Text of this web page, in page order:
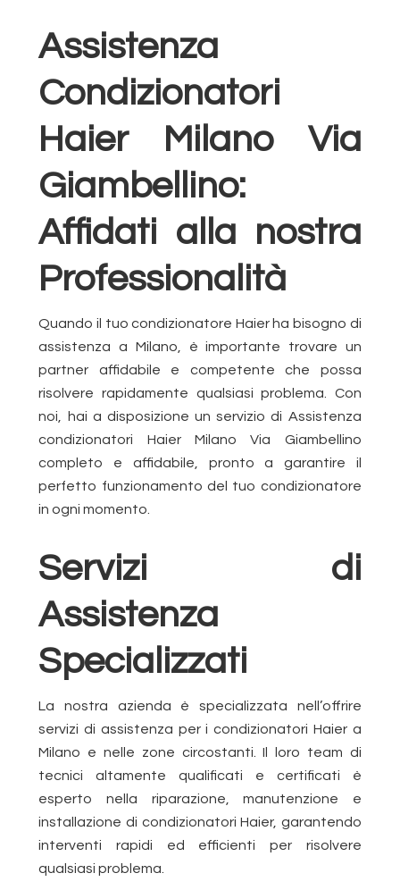
Assistenza
Condizionatori
Haier Milano Via
Giambellino:
Affidati alla nostra
Professionalità
Quando il tuo condizionatore Haier ha bisogno di
assistenza a Milano, è importante trovare un
partner affidabile e competente che possa
risolvere rapidamente qualsiasi problema. Con
noi, hai a disposizione un servizio di Assistenza
condizionatori Haier Milano Via Giambellino
completo e affidabile, pronto a garantire il
perfetto funzionamento del tuo condizionatore
in ogni momento.
Servizi di
Assistenza
Specializzati
La nostra azienda è specializzata nell’offrire
servizi di assistenza per i condizionatori Haier a
Milano e nelle zone circostanti. Il loro team di
tecnici altamente qualificati e certificati è
esperto nella riparazione, manutenzione e
installazione di condizionatori Haier, garantendo
interventi rapidi ed efficienti per risolvere
qualsiasi problema.